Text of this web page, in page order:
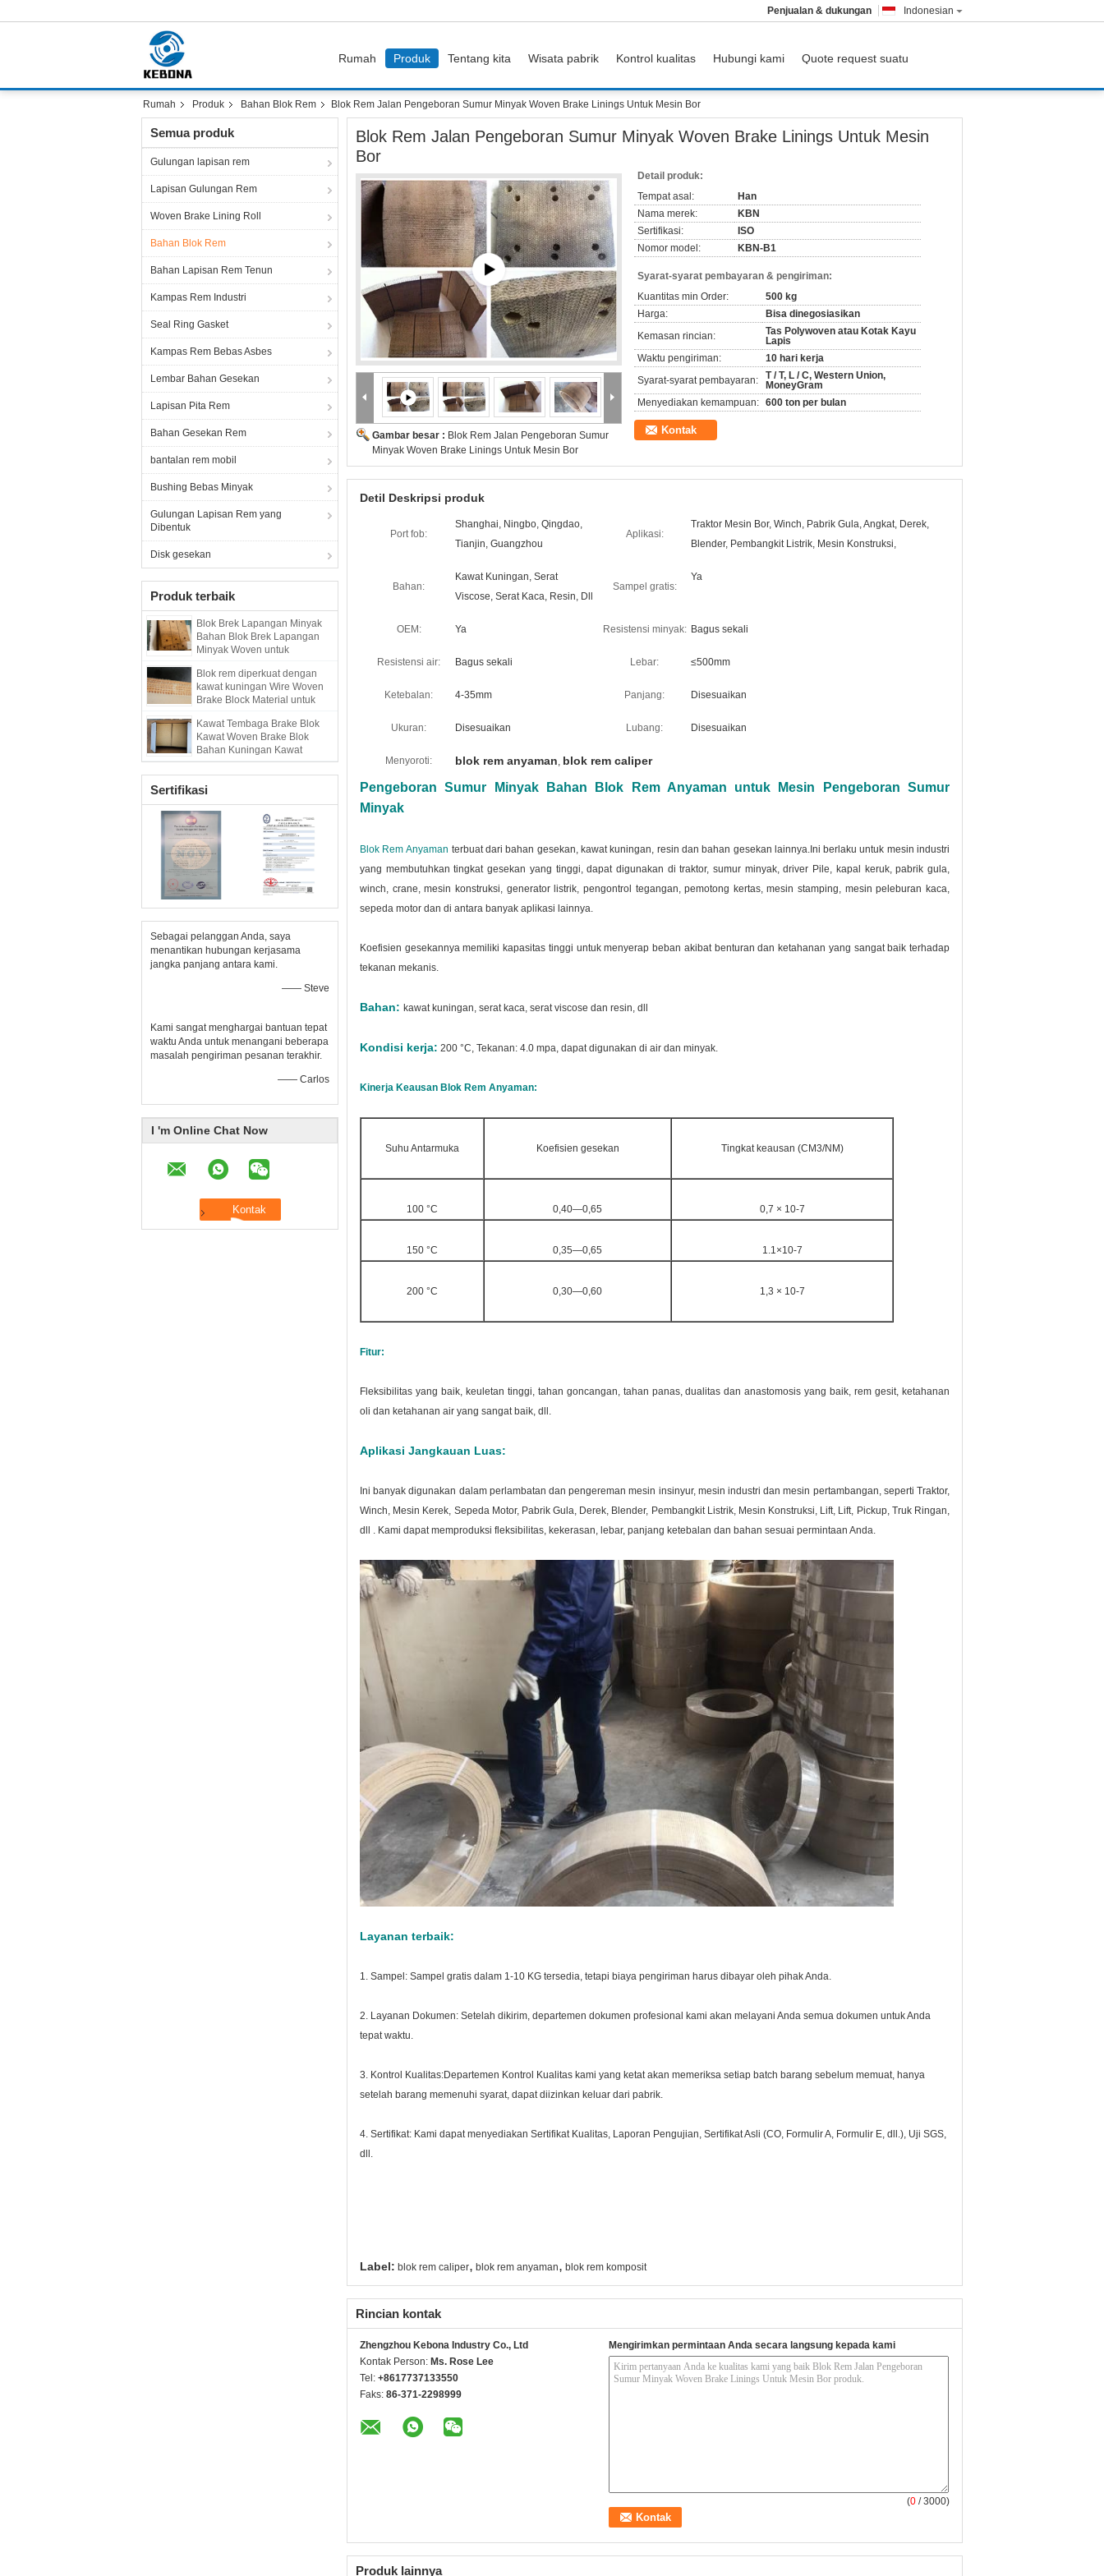
Indonesian
Penjualan & dukungan
Rumah Produk Tentang kita Wisata pabrik Kontrol kualitas Hubungi kami Quote request suatu
Rumah Produk Bahan Blok Rem Blok Rem Jalan Pengeboran Sumur Minyak Woven Brake Linings Untuk Mesin Bor
Semua produk
Gulungan lapisan rem
Lapisan Gulungan Rem
Woven Brake Lining Roll
Bahan Blok Rem
Bahan Lapisan Rem Tenun
Kampas Rem Industri
Seal Ring Gasket
Kampas Rem Bebas Asbes
Lembar Bahan Gesekan
Lapisan Pita Rem
Bahan Gesekan Rem
bantalan rem mobil
Bushing Bebas Minyak
Gulungan Lapisan Rem yang
Dibentuk
Disk gesekan
Produk terbaik
Blok Brek Lapangan Minyak
Bahan Blok Brek Lapangan
Minyak Woven untuk
Blok rem diperkuat dengan
kawat kuningan Wire Woven
Brake Block Material untuk
Kawat Tembaga Brake Blok
Kawat Woven Brake Blok
Bahan Kuningan Kawat
Diperkuat
Sertifikasi
Sebagai pelanggan Anda, saya
menantikan hubungan kerjasama
jangka panjang antara kami.
—— Steve
Kami sangat menghargai bantuan tepat
waktu Anda untuk menangani beberapa
masalah pengiriman pesanan terakhir.
—— Carlos
I 'm Online Chat Now
Blok Rem Jalan Pengeboran Sumur Minyak Woven Brake Linings Untuk Mesin
Bor
Gambar besar : Blok Rem Jalan Pengeboran Sumur
Minyak Woven Brake Linings Untuk Mesin Bor
Detail produk:
Tempat asal:
Han
Nama merek:
KBN
Sertifikasi:
ISO
Nomor model:
KBN-B1
Syarat-syarat pembayaran & pengiriman:
Kuantitas min Order:
500 kg
Harga:
Bisa dinegosiasikan
Kemasan rincian:
Tas Polywoven atau Kotak Kayu
Lapis
Waktu pengiriman:
10 hari kerja
Syarat-syarat pembayaran:
T / T, L / C, Western Union,
MoneyGram
Menyediakan kemampuan: 600 ton per bulan
Kontak
Detil Deskripsi produk
Port fob:
Shanghai, Ningbo, Qingdao,
Tianjin, Guangzhou
Aplikasi:
Traktor Mesin Bor, Winch, Pabrik Gula, Angkat, Derek,
Blender, Pembangkit Listrik, Mesin Konstruksi,
Bahan:
Kawat Kuningan, Serat
Viscose, Serat Kaca, Resin, Dll
Sampel gratis:
Ya
OEM: Ya Resistensi minyak: Bagus sekali
Resistensi air: Bagus sekali Lebar: ≤500mm
Ketebalan: 4-35mm Panjang: Disesuaikan
Ukuran: Disesuaikan Lubang: Disesuaikan
Menyoroti: blok rem anyaman, blok rem caliper
Pengeboran Sumur Minyak Bahan Blok Rem Anyaman untuk Mesin Pengeboran Sumur
Minyak
Blok Rem Anyaman terbuat dari bahan gesekan, kawat kuningan, resin dan bahan gesekan lainnya.Ini berlaku untuk mesin industri
yang membutuhkan tingkat gesekan yang tinggi, dapat digunakan di traktor, sumur minyak, driver Pile, kapal keruk, pabrik gula,
winch, crane, mesin konstruksi, generator listrik, pengontrol tegangan, pemotong kertas, mesin stamping, mesin peleburan kaca,
sepeda motor dan di antara banyak aplikasi lainnya.
Koefisien gesekannya memiliki kapasitas tinggi untuk menyerap beban akibat benturan dan ketahanan yang sangat baik terhadap
tekanan mekanis.
Bahan: kawat kuningan, serat kaca, serat viscose dan resin, dll
Kondisi kerja: 200 °C, Tekanan: 4.0 mpa, dapat digunakan di air dan minyak.
Kinerja Keausan Blok Rem Anyaman:
Suhu Antarmuka Koefisien gesekan Tingkat keausan (CM3/NM)
100 °C 0,40—0,65 0,7 × 10-7
150 °C 0,35—0,65 1.1×10-7
200 °C 0,30—0,60 1,3 × 10-7
Fitur:
Fleksibilitas yang baik, keuletan tinggi, tahan goncangan, tahan panas, dualitas dan anastomosis yang baik, rem gesit, ketahanan
oli dan ketahanan air yang sangat baik, dll.
Aplikasi Jangkauan Luas:
Ini banyak digunakan dalam perlambatan dan pengereman mesin insinyur, mesin industri dan mesin pertambangan, seperti Traktor,
Winch, Mesin Kerek, Sepeda Motor, Pabrik Gula, Derek, Blender, Pembangkit Listrik, Mesin Konstruksi, Lift, Lift, Pickup, Truk Ringan,
dll . Kami dapat memproduksi fleksibilitas, kekerasan, lebar, panjang ketebalan dan bahan sesuai permintaan Anda.
Layanan terbaik:
1. Sampel: Sampel gratis dalam 1-10 KG tersedia, tetapi biaya pengiriman harus dibayar oleh pihak Anda.
2. Layanan Dokumen: Setelah dikirim, departemen dokumen profesional kami akan melayani Anda semua dokumen untuk Anda
tepat waktu.
3. Kontrol Kualitas:Departemen Kontrol Kualitas kami yang ketat akan memeriksa setiap batch barang sebelum memuat, hanya
setelah barang memenuhi syarat, dapat diizinkan keluar dari pabrik.
4. Sertifikat: Kami dapat menyediakan Sertifikat Kualitas, Laporan Pengujian, Sertifikat Asli (CO, Formulir A, Formulir E, dll.), Uji SGS,
dll.
Label: blok rem caliper, blok rem anyaman, blok rem komposit
Rincian kontak
Zhengzhou Kebona Industry Co., Ltd
Kontak Person: Ms. Rose Lee
Tel: +8617737133550
Faks: 86-371-2298999
Mengirimkan permintaan Anda secara langsung kepada kami
(0 / 3000)
Produk lainnya